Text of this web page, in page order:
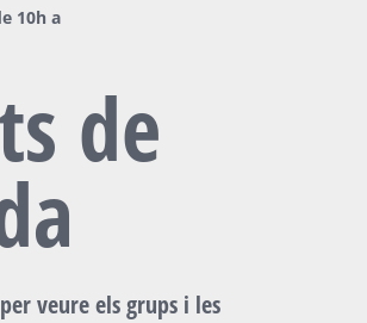
10h a
de
veure els grups i les